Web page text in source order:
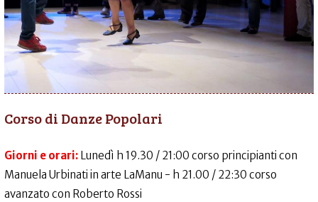
Corso di Danze Popolari
Giorni e orari: Lunedì h 19.30 / 21:00 corso principianti con
Manuela Urbinati in arte LaManu - h 21.00 / 22:30 corso
avanzato con Roberto Rossi